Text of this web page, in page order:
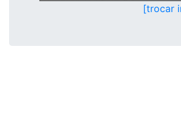
[trocar